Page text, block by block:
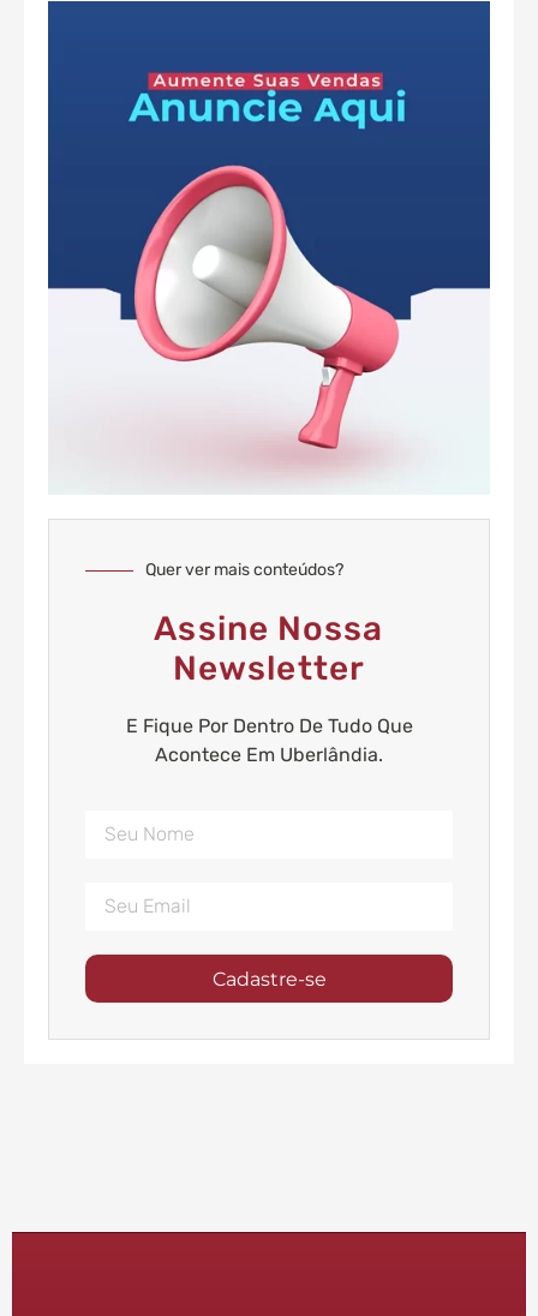
Quer ver mais conteúdos?
Assine Nossa
Newsletter
E Fique Por Dentro De Tudo Que
Acontece Em Uberlândia.
Cadastre-se